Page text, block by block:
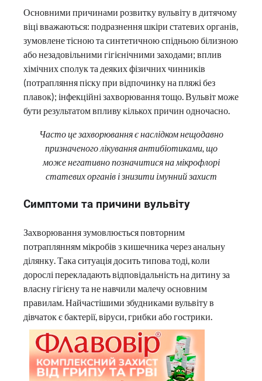
Основними причинами розвитку вульвіту в дитячому
віці вважаються: подразнення шкіри статевих органів,
зумовлене тісною та синтетичною спідньою білизною
або незадовільними гігієнічними заходами; вплив
хімічних сполук та деяких фізичних чинників
(потрапляння піску при відпочинку на пляжі без
плавок); інфекційні захворювання тощо. Вульвіт може
бути результатом впливу кількох причин одночасно.
Часто це захворювання є наслідком нещодавно
призначеного лікування антибіотиками, що
може негативно позначитися на мікрофлорі
статевих органів і знизити імунний захист
Симптоми та причини вульвіту
Захворювання зумовлюється повторним
потраплянням мікробів з кишечника через анальну
ділянку. Така ситуація досить типова тоді, коли
дорослі перекладають відповідальність на дитину за
власну гігієну та не навчили малечу основним
правилам. Найчастішими збудниками вульвіту в
дівчаток є бактерії, віруси, грибки або гострики.